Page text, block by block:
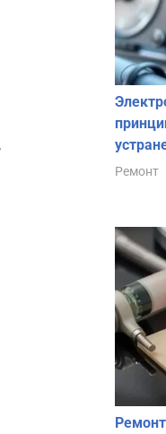
Ремонт